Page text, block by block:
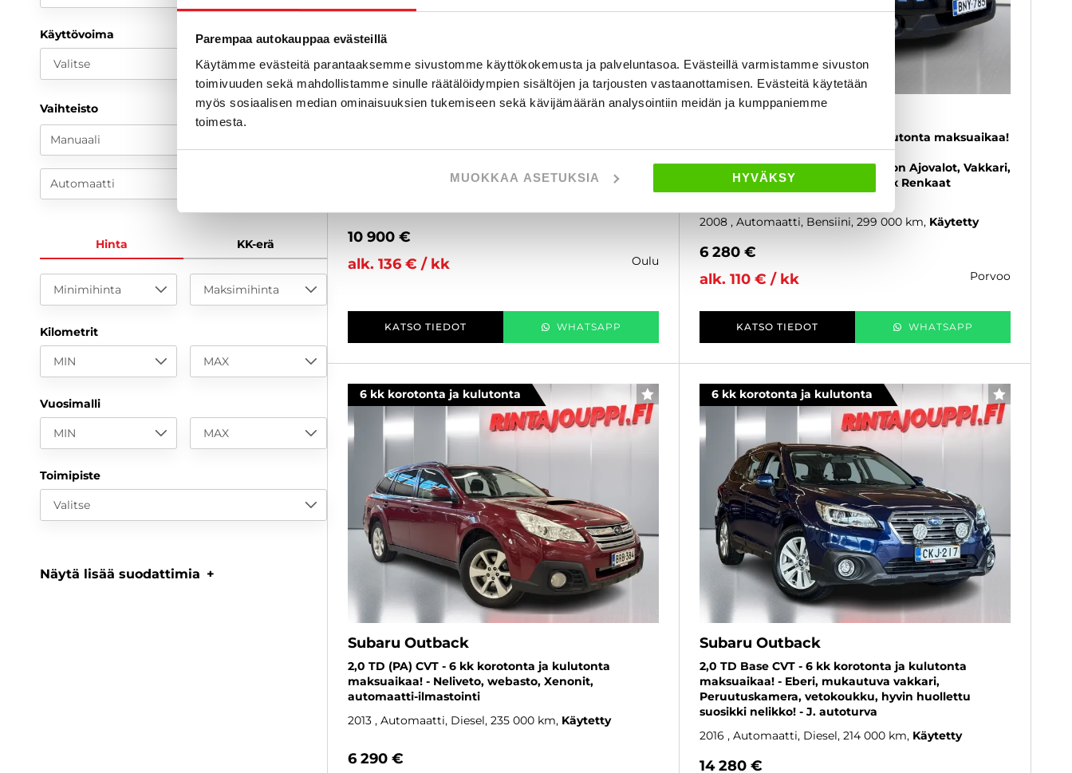
Parempaa autokauppaa evästeillä
Käytämme evästeitä parantaaksemme sivustomme käyttökokemusta ja palveluntasoa. Evästeillä varmistamme sivuston
toimivuuden sekä mahdollistamme sinulle räätälöidympien sisältöjen ja tarjousten vastaanottamisen. Evästeitä käytetään
myös sosiaalisen median ominaisuuksien tukemiseen sekä kävijämäärän analysointiin meidän ja kumppaniemme
toimesta.
MUOKKAA ASETUKSIA HYVÄKSY
Käyttövoima
Valitse
Vaihteisto
Manuaali
Automaatti
Hinta KK-erä
Minimihinta Maksimihinta
Kilometrit
MIN MAX
Vuosimalli
MIN MAX
Toimipiste
Valitse
Näytä lisää suodattimia
maksuaikaa! - ** Adapt.vak / Koukku / Muistipenkki /
10 900 €
alk. 136 € / kk
oulu
KATSO TIEDOT WHATSAPP
Subaru Outback
2,5i AQ AT - 6 kk korotonta ja kulutonta maksuaikaa!
- Suomi-Auto, Vetokoukku,
Lohkolämmitin+Sisäpistoke, Xenon Ajovalot, Vakkari,
Ilmastointi, ISOFIX Kiinnikkeet, 2x Renkaat
2008 , Automaatti, Bensiini, 299 000 km Käytetty
6 280 €
alk. 110 € / kk
porvoo
KATSO TIEDOT WHATSAPP
6 kk korotonta ja kulutonta SUOSIKKI
Subaru Outback
2,0 TD (PA) CVT - 6 kk korotonta ja kulutonta
maksuaikaa! - Neliveto, webasto, Xenonit,
automaatti-ilmastointi
2013 , Automaatti, Diesel, 235 000 km Käytetty
6 290 €
6 kk korotonta ja kulutonta SUOSIKKI
Subaru Outback
2,0 TD Base CVT - 6 kk korotonta ja kulutonta
maksuaikaa! - Eberi, mukautuva vakkari,
Peruutuskamera, vetokoukku, hyvin huollettu
suosikki nelikko! - J. autoturva
2016 , Automaatti, Diesel, 214 000 km Käytetty
14 280 €